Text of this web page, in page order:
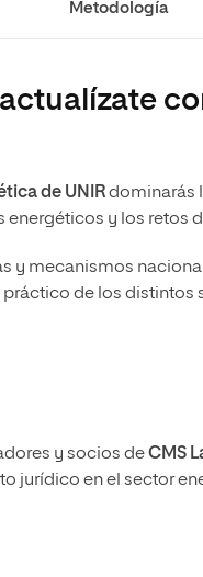
Metodología
de UNIRdominarás
energéticos y los retos
y mecanismos
de los distintos
y socios deCMS
jurídico en el sector